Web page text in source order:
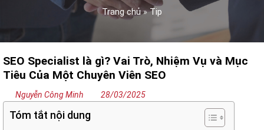
Trang chủ » Tip
SEO Specialist là gì? Vai Trò, Nhiệm Vụ và Mục
Tiêu Của Một Chuyên Viên SEO
Nguyễn Công Minh 28/03/2025
Tóm tắt nội dung